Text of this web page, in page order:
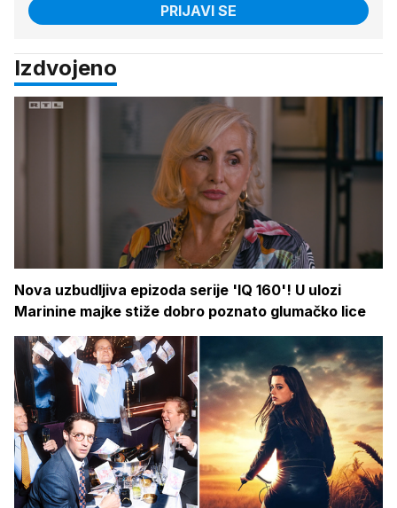
PRIJAVI SE
Izdvojeno
Nova uzbudljiva epizoda serije 'IQ 160'! U ulozi
Marinine majke stiže dobro poznato glumačko lice